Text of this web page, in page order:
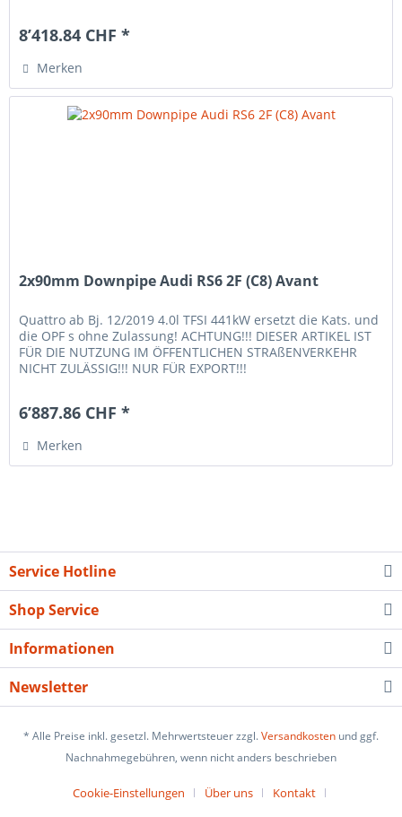
8’418.84 CHF *
Merken
2x90mm Downpipe Audi RS6 2F (C8) Avant
Quattro ab Bj. 12/2019 4.0l TFSI 441kW ersetzt die Kats. und
die OPF s ohne Zulassung! ACHTUNG!!! DIESER ARTIKEL IST
FÜR DIE NUTZUNG IM ÖFFENTLICHEN STRAßENVERKEHR
NICHT ZULÄSSIG!!! NUR FÜR EXPORT!!!
6’887.86 CHF *
Merken
Service Hotline
Shop Service
Informationen
Newsletter
* Alle Preise inkl. gesetzl. Mehrwertsteuer zzgl.Versandkosten und ggf.
Nachnahmegebühren, wenn nicht anders beschrieben
Cookie-Einstellungen Über uns
Kontakt